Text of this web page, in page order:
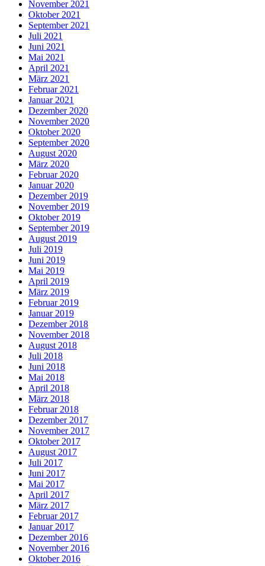
November 2021
Oktober 2021
September 2021
Juli 2021
Juni 2021
Mai 2021
April 2021
März 2021
Februar 2021
Januar 2021
Dezember 2020
November 2020
Oktober 2020
September 2020
August 2020
März 2020
Februar 2020
Januar 2020
Dezember 2019
November 2019
Oktober 2019
September 2019
August 2019
Juli 2019
Juni 2019
Mai 2019
April 2019
März 2019
Februar 2019
Januar 2019
Dezember 2018
November 2018
August 2018
Juli 2018
Juni 2018
Mai 2018
April 2018
März 2018
Februar 2018
Dezember 2017
November 2017
Oktober 2017
August 2017
Juli 2017
Juni 2017
Mai 2017
April 2017
März 2017
Februar 2017
Januar 2017
Dezember 2016
November 2016
Oktober 2016